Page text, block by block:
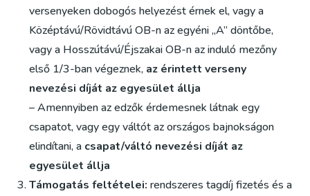
versenyeken dobogós helyezést érnek el, vagy a
Középtávú/Rövidtávú OB-n az egyéni „A” döntőbe,
vagy a Hosszútávú/Éjszakai OB-n az induló mezőny
első 1/3-ban végeznek, az érintett verseny
nevezési díját az egyesület állja
– Amennyiben az edzők érdemesnek látnak egy
csapatot, vagy egy váltót az országos bajnokságon
elindítani, a csapat/váltó nevezési díját az
egyesület állja
Támogatás feltételei: rendszeres tagdíj fizetés és a